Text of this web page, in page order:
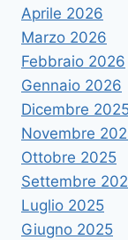
Aprile 2026
Marzo 2026
Febbraio 2026
Gennaio 2026
Dicembre
Novembre
Ottobre 2025
Settembre
Luglio 2025
Giugno 2025